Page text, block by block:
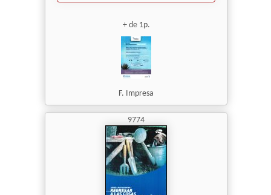
+ de 1p.
F. Impresa
9774